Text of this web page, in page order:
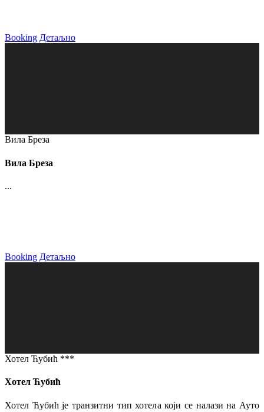
Booking Детаљно
Вила Бреза
Вила Бреза
...
Booking Детаљно
Хотел Ћубић ***
Хотел Ћубић
Хотел Ћубић је транзитни тип хотела који се налази на Ауто